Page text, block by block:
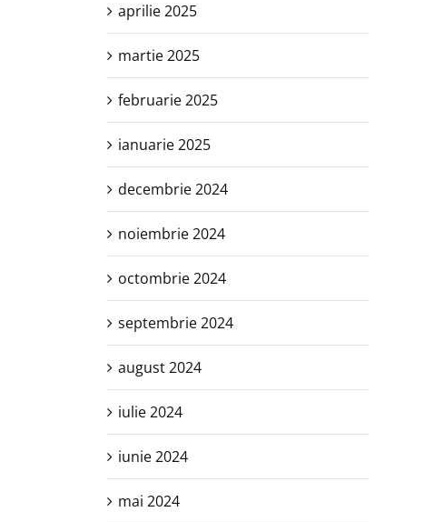
aprilie 2025
martie 2025
februarie 2025
ianuarie 2025
decembrie 2024
noiembrie 2024
octombrie 2024
septembrie 2024
august 2024
iulie 2024
iunie 2024
mai 2024